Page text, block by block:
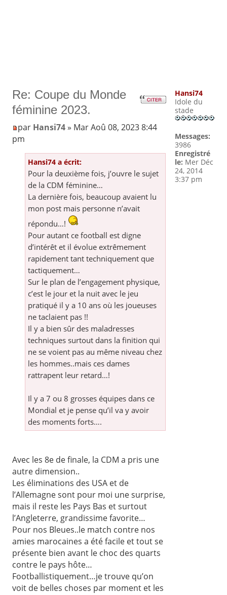
Re: Coupe du Monde
féminine 2023.
par Hansi74» Mar Aoû 08, 2023 8:44
pm
Hansi74 a écrit:
Pour la deuxième fois, j’ouvre le sujet
de la CDM féminine…
La dernière fois, beaucoup avaient lu
mon post mais personne n’avait
répondu…!
Pour autant ce football est digne
d’intérêt et il évolue extrêmement
rapidement tant techniquement que
tactiquement…
Sur le plan de l’engagement physique,
c’est le jour et la nuit avec le jeu
pratiqué il y a 10 ans où les joueuses
ne taclaient pas !!
Il y a bien sûr des maladresses
techniques surtout dans la finition qui
ne se voient pas au même niveau chez
les hommes..mais ces dames
rattrapent leur retard…!
Il y a 7 ou 8 grosses équipes dans ce
Mondial et je pense qu’il va y avoir
des moments forts….
Avec les 8e de finale, la CDM a pris une
autre dimension..
Les éliminations des USA et de
l’Allemagne sont pour moi une surprise,
mais il reste les Pays Bas et surtout
l’Angleterre, grandissime favorite…
Pour nos Bleues..le match contre nos
amies marocaines a été facile et tout se
présente bien avant le choc des quarts
contre le pays hôte…
Footballistiquement…je trouve qu’on
voit de belles choses par moment et les
Hansi74
Idole du
stade
Messages:
3986
Enregistré
le: Mer Déc
24, 2014
3:37 pm